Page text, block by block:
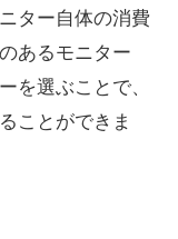
ター自体の消費
あるモニター
を選ぶことで、
ことができま